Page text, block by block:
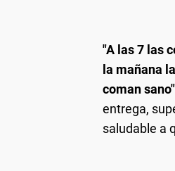
Los 7
"Nos
comida a
Los
"A las 7 las
la mañana
coman
entrega,
saludable a